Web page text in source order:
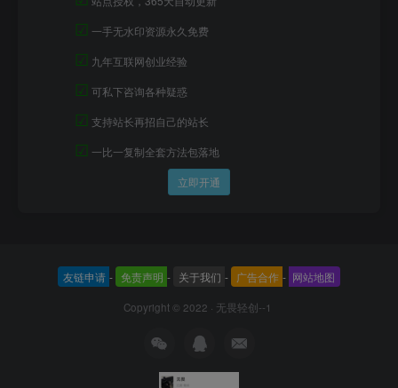
☑ 一手无水印资源永久免费
☑ 九年互联网创业经验
☑ 可私下咨询各种疑惑
☑ 支持站长再招自己的站长
☑ 一比一复制全套方法包落地
立即开通
友链申请 - 免责声明 - 关于我们 - 广告合作 - 网站地图
Copyright © 2022 · 无畏轻创--1